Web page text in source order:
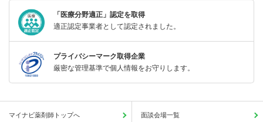
「医療分野適正」認定を取得
適正認定事業者として認定されました。
プライバシーマーク取得企業
厳密な管理基準で個人情報をお守りします。
マイナビ薬剤師トップへ 面談会場一覧